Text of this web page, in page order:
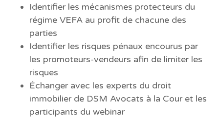
Identifier les mécanismes protecteurs du
régime VEFA au profit de chacune des
parties
Identifier les risques pénaux encourus par
les promoteurs-vendeurs afin de limiter les
risques
Échanger avec les experts du droit
immobilier de DSM Avocats à la Cour et les
participants du webinar